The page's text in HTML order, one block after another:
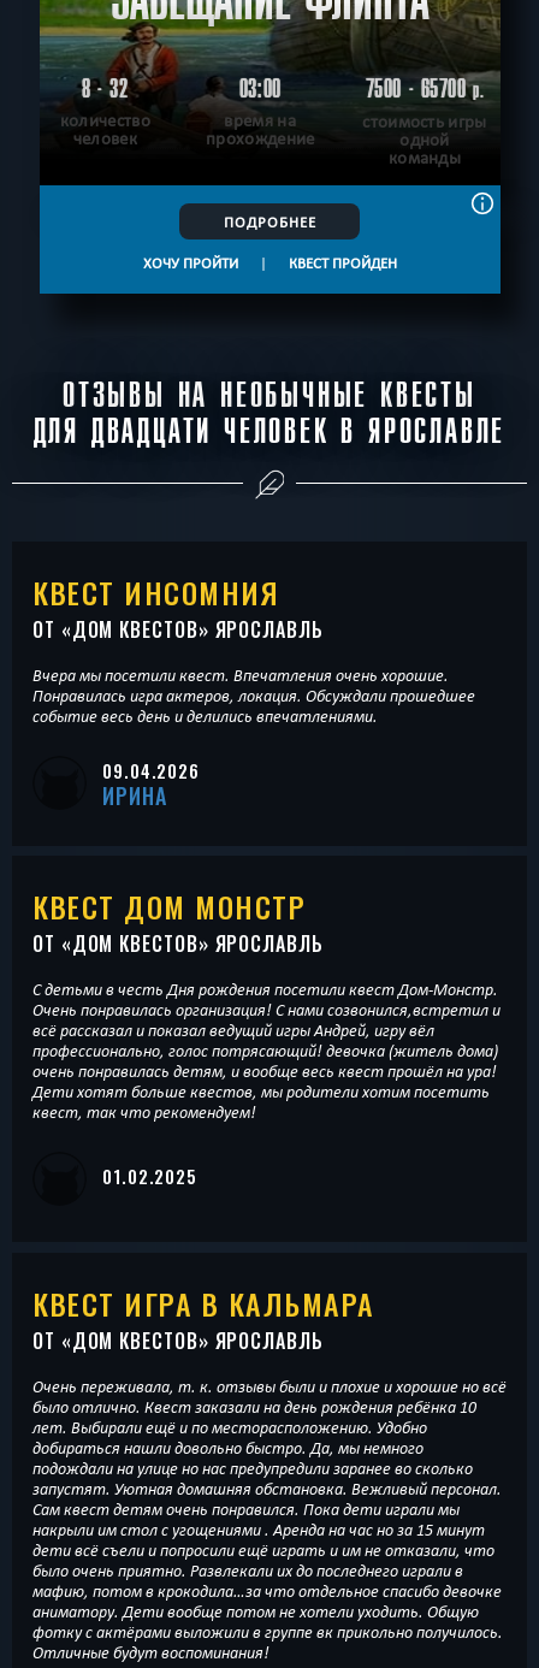
8 - 32
количество
человек
03:00
время на
прохождение
7500 - 65700р.
стоимость игры
одной
команды
ПОДРОБНЕЕ
ХОЧУ ПРОЙТИ | КВЕСТ ПРОЙДЕН
ОТЗЫВЫ НА НЕОБЫЧНЫЕ КВЕСТЫ
ДЛЯ ДВАДЦАТИ ЧЕЛОВЕК В ЯРОСЛАВЛЕ
КВЕСТ ИНСОМНИЯ
ОТ «ДОМ КВЕСТОВ» ЯРОСЛАВЛЬ
Вчера мы посетили квест. Впечатления очень хорошие.
Понравилась игра актеров, локация. Обсуждали прошедшее
событие весь день и делились впечатлениями.
09.04.2026
ИРИНА
КВЕСТ ДОМ МОНСТР
ОТ «ДОМ КВЕСТОВ» ЯРОСЛАВЛЬ
С детьми в честь Дня рождения посетили квест Дом-Монстр.
Очень понравилась организация! С нами созвонился,встретил и
всё рассказал и показал ведущий игры Андрей, игру вёл
профессионально, голос потрясающий! девочка (житель дома)
очень понравилась детям, и вообще весь квест прошёл на ура!
Дети хотят больше квестов, мы родители хотим посетить
квест, так что рекомендуем!
01.02.2025
КВЕСТ ИГРА В КАЛЬМАРА
ОТ «ДОМ КВЕСТОВ» ЯРОСЛАВЛЬ
Очень переживала, т. к. отзывы были и плохие и хорошие но всё
было отлично. Квест заказали на день рождения ребёнка 10
лет. Выбирали ещё и по месторасположению. Удобно
добираться нашли довольно быстро. Да, мы немного
подождали на улице но нас предупредили заранее во сколько
запустят. Уютная домашняя обстановка. Вежливый персонал.
Сам квест детям очень понравился. Пока дети играли мы
накрыли им стол с угощениями . Аренда на час но за 15 минут
дети всё съели и попросили ещё играть и им не отказали, что
было очень приятно. Развлекали их до последнего играли в
мафию, потом в крокодила…за что отдельное спасибо девочке
аниматору. Дети вообще потом не хотели уходить. Общую
фотку с актёрами выложили в группе вк прикольно получилось.
Отличные будут воспоминания!